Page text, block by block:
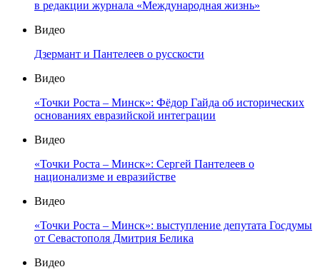
в редакции журнала «Международная жизнь»
Видео
Дзермант и Пантелеев о русскости
Видео
«Точки Роста – Минск»: Фёдор Гайда об исторических
основаниях евразийской интеграции
Видео
«Точки Роста – Минск»: Сергей Пантелеев о
национализме и евразийстве
Видео
«Точки Роста – Минск»: выступление депутата Госдумы
от Севастополя Дмитрия Белика
Видео